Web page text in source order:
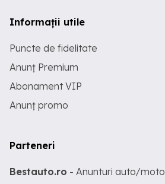
Informații utile
Puncte de fidelitate
Anunț Premium
Abonament VIP
Anunț promo
Parteneri
Bestauto.ro - Anunturi auto/moto